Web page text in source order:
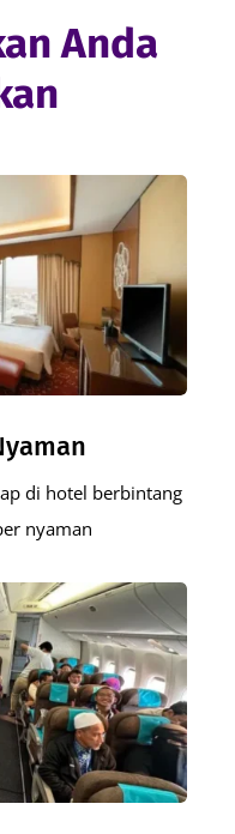
Anda
di hotel berbintang
nyaman